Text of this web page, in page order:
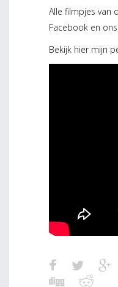
Alle filmpjes van
Facebook en ons
Bekijk hier mijn